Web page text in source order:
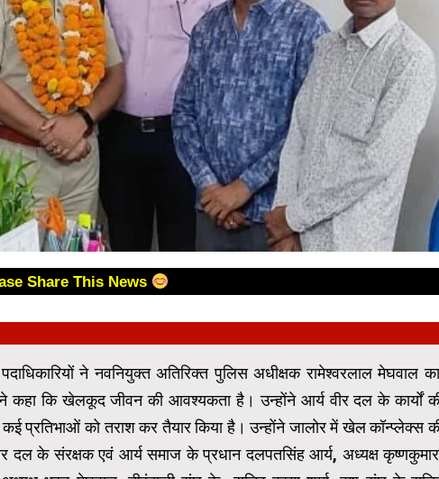
Share This News
ने नवनियुक्त अतिरिक्त पुलिस अधीक्षक रामेश्वरलाल मेघवाल
कि खेलकूद जीवन की आवश्यकता है। उन्होंने आर्य वीर दल के कार्यों
प्रतिभाओं को तराश कर तैयार किया है। उन्होंने जालोर में खेल कॉन्प्लेक्स
के संरक्षक एवं आर्य समाज के प्रधान दलपतसिंह आर्य, अध्यक्ष